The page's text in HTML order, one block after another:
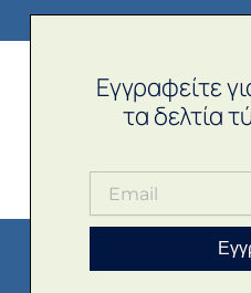
Εγγραφείτε
τα δελτία